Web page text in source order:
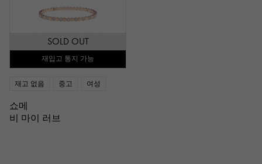
SOLD OUT
재입고 통지 가능
재고 없음 중고 여성
쇼메
비 마이 러브